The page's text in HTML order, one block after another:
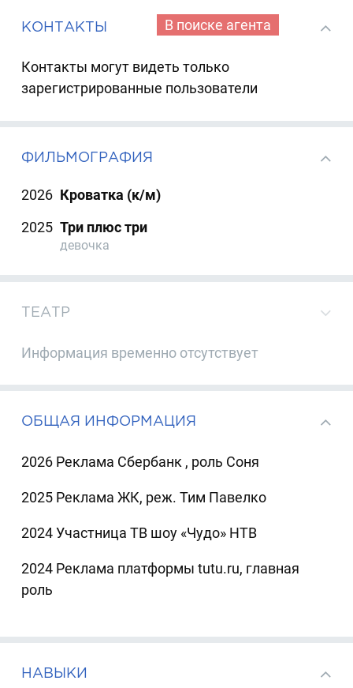
КОНТАКТЫ В поиске агента
Контакты могут видеть только
зарегистрированные пользователи
ФИЛЬМОГРАФИЯ
2026 Кроватка (к/м)
2025 Три плюс три
девочка
ТЕАТР
Информация временно отсутствует
ОБЩАЯ ИНФОРМАЦИЯ
2026 Реклама Сбербанк , роль Соня
2025 Реклама ЖК, реж. Тим Павелко
2024 Участница ТВ шоу «Чудо» НТВ
2024 Реклама платформы tutu.ru, главная
роль
НАВЫКИ